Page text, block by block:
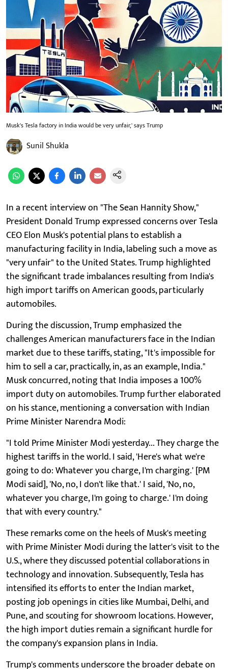
Musk's Tesla factory in India would be very unfair,' says Trump
Sunil Shukla
In a recent interview on "The Sean Hannity Show,"
President Donald Trump expressed concerns over Tesla
CEO Elon Musk's potential plans to establish a
manufacturing facility in India, labeling such a move as
"very unfair" to the United States. Trump highlighted
the significant trade imbalances resulting from India's
high import tariffs on American goods, particularly
automobiles.
During the discussion, Trump emphasized the
challenges American manufacturers face in the Indian
market due to these tariffs, stating, "It's impossible for
him to sell a car, practically, in, as an example, India."
Musk concurred, noting that India imposes a 100%
import duty on automobiles. Trump further elaborated
on his stance, mentioning a conversation with Indian
Prime Minister Narendra Modi:
"I told Prime Minister Modi yesterday... They charge the
highest tariffs in the world. I said, 'Here's what we're
going to do: Whatever you charge, I'm charging.' [PM
Modi said], 'No, no, I don't like that.' I said, 'No, no,
whatever you charge, I'm going to charge.' I'm doing
that with every country."
These remarks come on the heels of Musk's meeting
with Prime Minister Modi during the latter's visit to the
U.S., where they discussed potential collaborations in
technology and innovation. Subsequently, Tesla has
intensified its efforts to enter the Indian market,
posting job openings in cities like Mumbai, Delhi, and
Pune, and scouting for showroom locations. However,
the high import duties remain a significant hurdle for
the company's expansion plans in India.
Trump's comments underscore the broader debate on